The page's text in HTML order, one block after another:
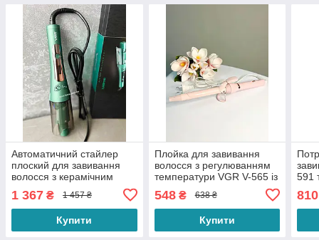
Автоматичний стайлер
плоский для завивання
волосся з керамічним
LED-дисплеєм Зелений
1 367 ₴ 1 457 ₴
Купити
Плойка для завивання
волосся з регулюванням
температури VGR V-565 із
затискачем і керамічним
покриттям Рожева
548₴ 638 ₴
Купити
591
810